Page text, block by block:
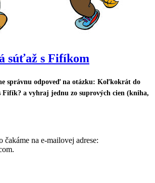
súťaž s Fifíkom
správnu odpoveď na otázku: Koľkokrát do
Fifík? a vyhraj jednu zo suprových cien (kniha,
čakáme na e-mailovej adrese: